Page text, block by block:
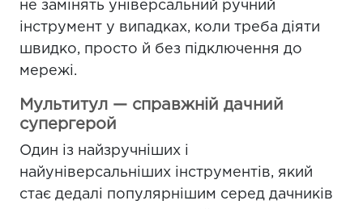
не замінять універсальний ручний
інструмент у випадках, коли треба діяти
швидко, просто й без підключення до
мережі.
Мультитул — справжній дачний
супергерой
Один із найзручніших і
найуніверсальніших інструментів, який
стає дедалі популярнішим серед дачників